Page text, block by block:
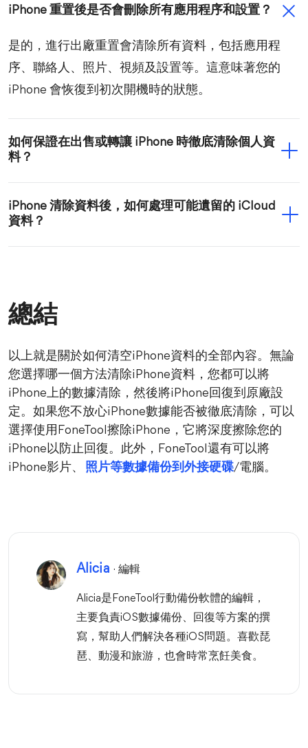
iPhone 重置後是否會刪除所有應用程序和設置？
是的，進行出廠重置會清除所有資料，包括應用程
序、聯絡人、照片、視頻及設置等。這意味著您的
iPhone 會恢復到初次開機時的狀態。
如何保證在出售或轉讓 iPhone 時徹底清除個人資
料？
iPhone 清除資料後，如何處理可能遺留的 iCloud
資料？
總結
以上就是關於如何清空iPhone資料的全部內容。無論
您選擇哪一個方法清除iPhone資料，您都可以將
iPhone上的數據清除，然後將iPhone回復到原廠設
定。如果您不放心iPhone數據能否被徹底清除，可以
選擇使用FoneTool擦除iPhone，它將深度擦除您的
iPhone以防止回復。此外，FoneTool還有可以將
iPhone影片、
照片等數據備份到外接硬碟/電腦。
Alicia · 編輯
Alicia是FoneTool行動備份軟體的編輯，
主要負責iOS數據備份、回復等方案的撰
寫，幫助人們解決各種iOS問題。喜歡琵
琶、動漫和旅游，也會時常烹飪美食。